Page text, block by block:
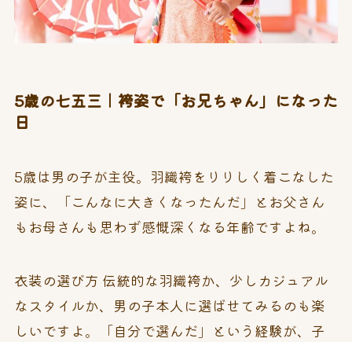
5歳の七五三｜袴姿で「お兄ちゃん」になった
日
5歳は男の子が主役。羽織袴をりりしく着こなした
姿に、「こんなに大きくなったんだ」とお父さん
もお母さんも思わず感慨深くなる年齢ですよね。
衣装の選び方 伝統的な羽織袴か、少しカジュアル
なスタイルか、男の子本人に選ばせてみるのも楽
しいですよ。「自分で選んだ」という経験が、子